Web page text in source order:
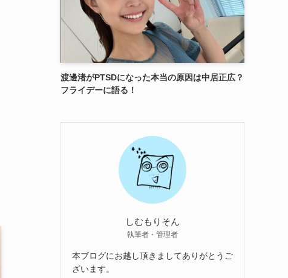
渡邊渚がPTSDになった本当の原因は中居正広？
フライデーに語る！
しむもりそん
執筆者・管理者
本ブログにお越し頂きましてありがとうご
ざいます。